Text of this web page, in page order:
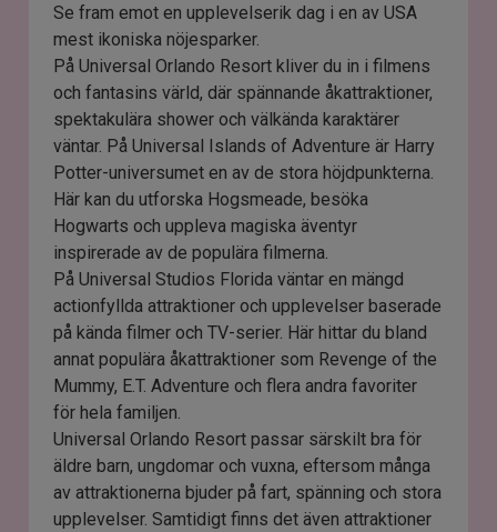
Se fram emot en upplevelserik dag i en av USA
mest ikoniska nöjesparker.
På Universal Orlando Resort kliver du in i filmens
och fantasins värld, där spännande åkattraktioner,
spektakulära shower och välkända karaktärer
väntar. På Universal Islands of Adventure är Harry
Potter-universumet en av de stora höjdpunkterna.
Här kan du utforska Hogsmeade, besöka
Hogwarts och uppleva magiska äventyr
inspirerade av de populära filmerna.
På Universal Studios Florida väntar en mängd
actionfyllda attraktioner och upplevelser baserade
på kända filmer och TV-serier. Här hittar du bland
annat populära åkattraktioner som Revenge of the
Mummy, E.T. Adventure och flera andra favoriter
för hela familjen.
Universal Orlando Resort passar särskilt bra för
äldre barn, ungdomar och vuxna, eftersom många
av attraktionerna bjuder på fart, spänning och stora
upplevelser. Samtidigt finns det även attraktioner